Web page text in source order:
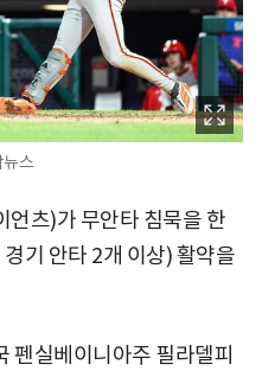
뉴스
츠)가 무안타 침묵을 한
기 안타 2개 이상) 활약을
펜실베이니아주 필라델피